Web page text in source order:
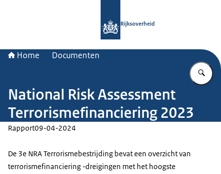
Rijksoverheid
Home Documenten
National Risk Assessment
Terrorismefinanciering 2023
Rapport09-04-2024
De 3e NRA Terrorismebestrijding bevat een overzicht van
terrorismefinanciering -dreigingen met het hoogste